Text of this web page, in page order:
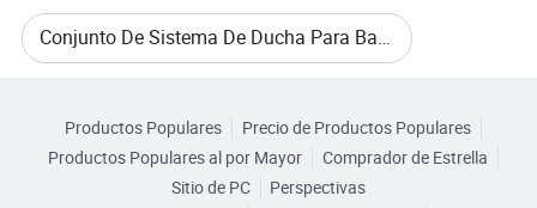
Q2. ¿acepta el paquete y el logotipo personalizados?
hasta mil productos
Conjunto De Sistema De Ducha Para Baño
Accesorios De Baño Para Ducha
Navegar por Categorías
Productos Populares
Precio de Productos Populares
Productos Populares al por Mayor
Comprador de Estrella
Sitio de PC
Perspectivas